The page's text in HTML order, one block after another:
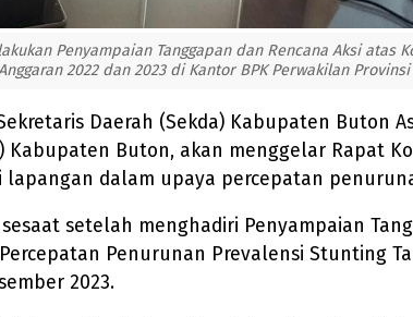
Penyampaian Tanggapan dan Rencana Aksi
2022 dan 2023 di Kantor BPK Perwakilan
Daerah (Sekda) Kabupaten Buton
Kabupaten Buton, akan menggelar Rapat
lapangan dalam upaya percepatan
setelah menghadiri Penyampaian
Penurunan Prevalensi Stunting
2023.